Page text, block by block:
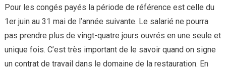
Pour les congés payés la période de référence est celle du
1er juin au 31 mai de l’année suivante. Le salarié ne pourra
pas prendre plus de vingt-quatre jours ouvrés en une seule et
unique fois. C’est très important de le savoir quand on signe
un contrat de travail dans le domaine de la restauration. En